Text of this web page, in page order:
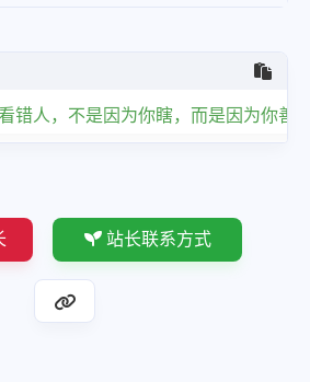
错人，不是因为你瞎，而是因为你善
站长联系方式